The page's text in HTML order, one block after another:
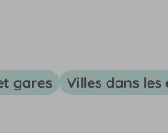
gares Villes dans les